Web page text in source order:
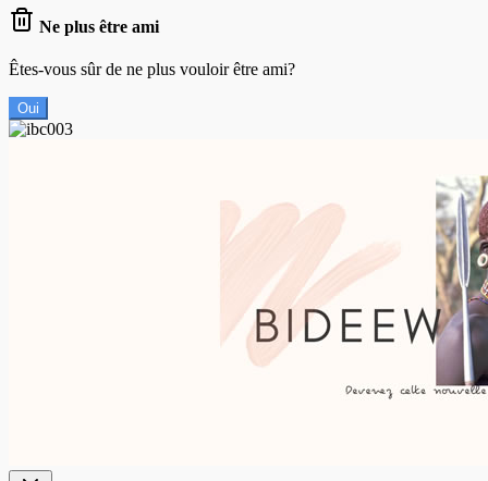
Ne plus être ami
Êtes-vous sûr de ne plus vouloir être ami?
Oui